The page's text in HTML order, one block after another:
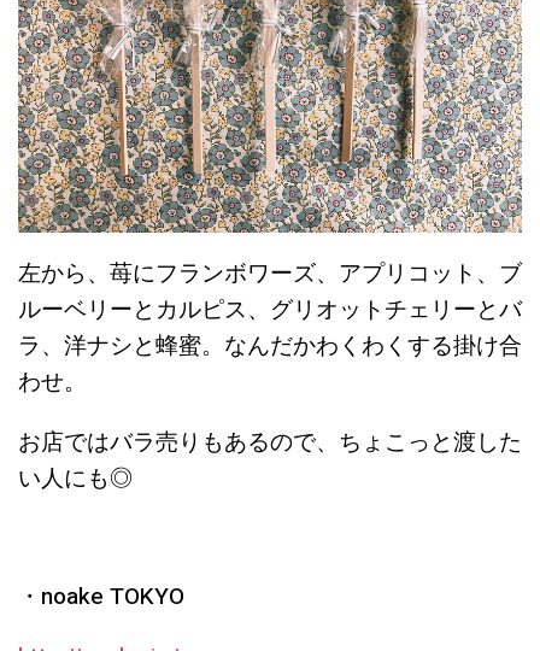
左から、苺にフランボワーズ、アプリコット、ブ
ルーベリーとカルピス、グリオットチェリーとバ
ラ、洋ナシと蜂蜜。なんだかわくわくする掛け合
わせ。
お店ではバラ売りもあるので、ちょこっと渡した
い人にも◎
・noake TOKYO